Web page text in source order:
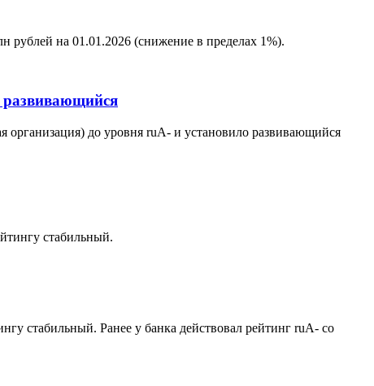
рублей на 01.01.2026 (снижение в пределах 1%).
развивающийся
организация) до уровня ruА- и установило развивающийся
стабильный.
стабильный. Ранее у банка действовал рейтинг ruA- со